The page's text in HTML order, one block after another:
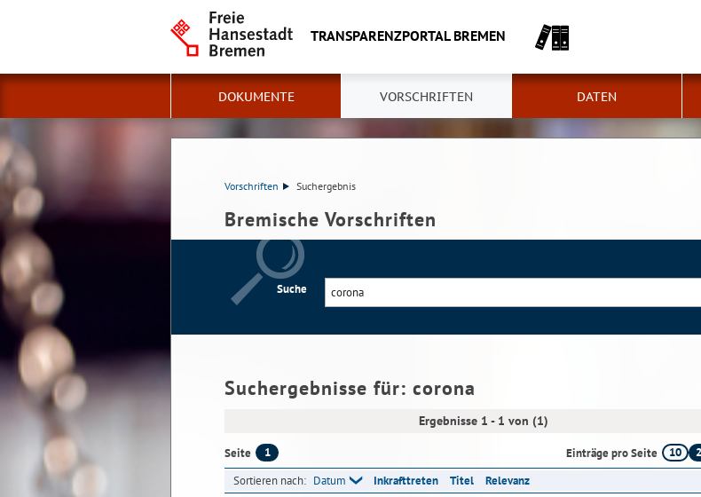
TRANSPARENZPORTAL BREMEN
DOKUMENTE VORSCHRIFTEN DATEN
Vorschriften Suchergebnis
Bremische Vorschriften
Suche
Suchergebnisse für: corona
Ergebnisse 1 - 1 von (1)
Seite 1 Einträge pro Seite 10
Sortieren nach: Datum Inkrafttreten Titel Relevanz